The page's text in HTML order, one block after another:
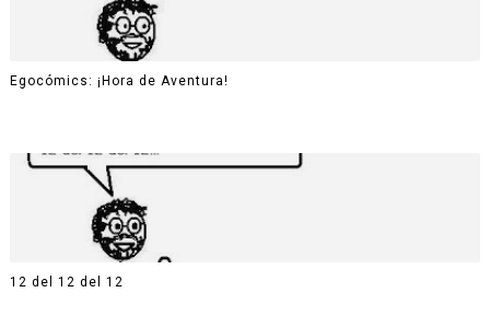
Egocómics: ¡Hora de Aventura!
12 del 12 del 12